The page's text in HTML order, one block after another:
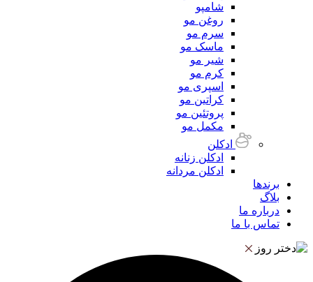
شامپو
روغن مو
سرم مو
ماسک مو
شیر مو
کرم مو
اسپری مو
کراتین مو
پروتئین مو
مکمل مو
ادکلن
ادکلن زنانه
ادکلن مردانه
برندها
بلاگ
درباره ما
تماس با ما